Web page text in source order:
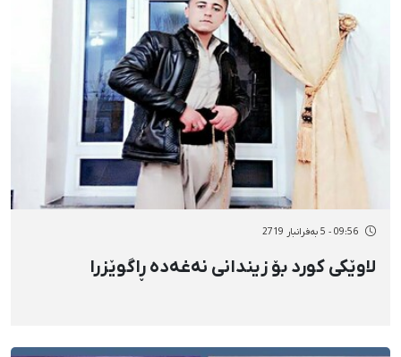
09:56 - 5 بەفرانبار 2719
لاوێکی کورد بۆ زیندانی نەغەدە ڕاگوێزرا